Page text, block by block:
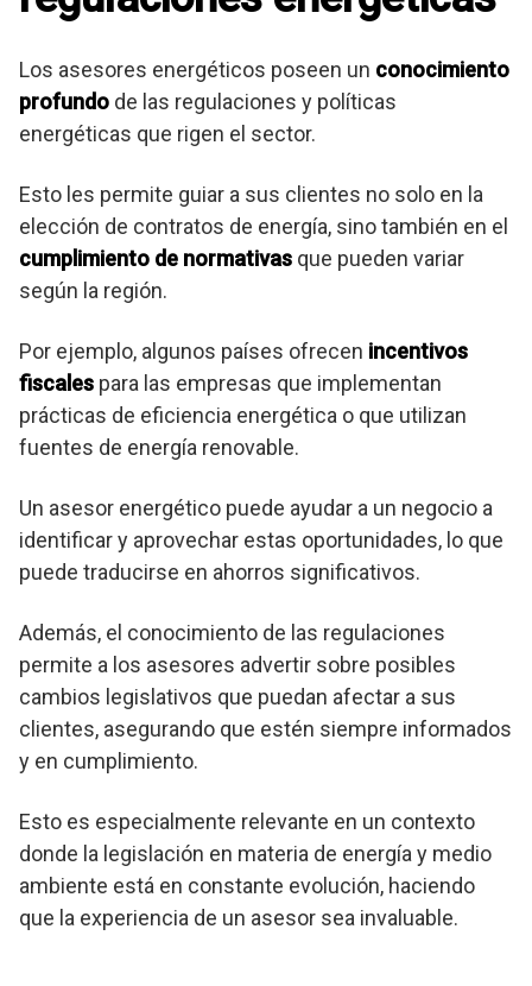
Los asesores energéticos poseen un conocimiento
profundo de las regulaciones y políticas
energéticas que rigen el sector.
Esto les permite guiar a sus clientes no solo en la
elección de contratos de energía, sino también en el
cumplimiento de normativas que pueden variar
según la región.
Por ejemplo, algunos países ofrecen incentivos
fiscales para las empresas que implementan
prácticas de eficiencia energética o que utilizan
fuentes de energía renovable.
Un asesor energético puede ayudar a un negocio a
identificar y aprovechar estas oportunidades, lo que
puede traducirse en ahorros significativos.
Además, el conocimiento de las regulaciones
permite a los asesores advertir sobre posibles
cambios legislativos que puedan afectar a sus
clientes, asegurando que estén siempre informados
y en cumplimiento.
Esto es especialmente relevante en un contexto
donde la legislación en materia de energía y medio
ambiente está en constante evolución, haciendo
que la experiencia de un asesor sea invaluable.